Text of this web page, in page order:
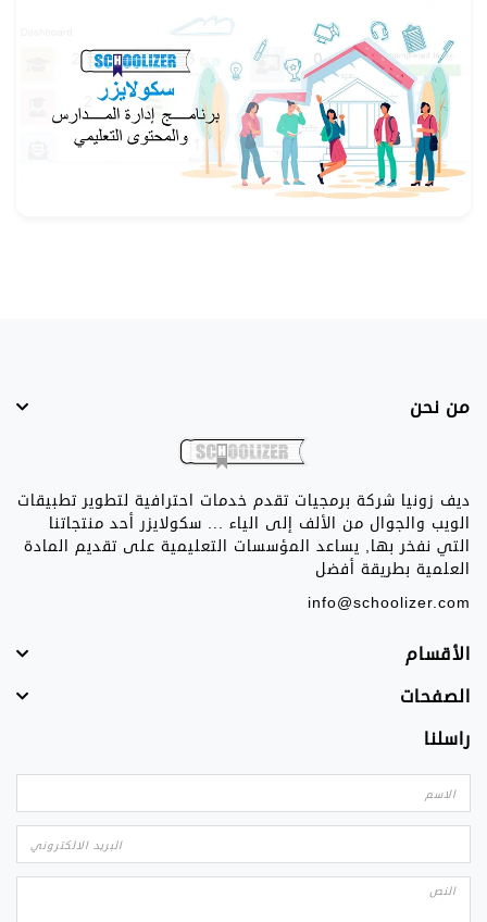
من نحن
ديف زونيا شركة برمجيات تقدم خدمات احترافية لتطوير تطبيقات
الويب والجوال من الألف إلى الياء ... سكولايزر أحد منتجاتنا
التي نفخر بها, يساعد المؤسسات التعليمية على تقديم المادة
العلمية بطريقة أفضل
info@schoolizer.com
الأقسام
الصفحات
راسلنا